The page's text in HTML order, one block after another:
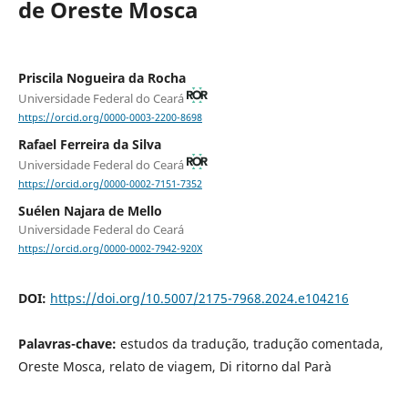
de Oreste Mosca
Priscila Nogueira da Rocha
Universidade Federal do Ceará
https://orcid.org/0000-0003-2200-8698
Rafael Ferreira da Silva
Universidade Federal do Ceará
https://orcid.org/0000-0002-7151-7352
Suélen Najara de Mello
Universidade Federal do Ceará
https://orcid.org/0000-0002-7942-920X
DOI: https://doi.org/10.5007/2175-7968.2024.e104216
Palavras-chave: estudos da tradução, tradução comentada,
Oreste Mosca, relato de viagem, Di ritorno dal Parà